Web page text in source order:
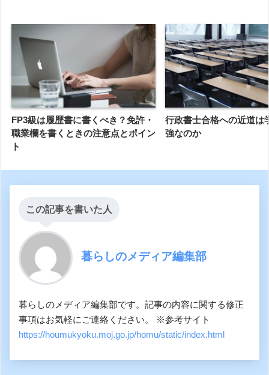
FP3級は履歴書に書くべき？免許・
職業欄を書くときの注意点とポイン
ト
行政書士合格への近道は
強なのか
この記事を書いた人
暮らしのメディア編集部
暮らしのメディア編集部です。記事の内容に関する修正
事項はお気軽にご連絡ください。 ※参考サイト
https://houmukyoku.moj.go.jp/homu/static/index.html